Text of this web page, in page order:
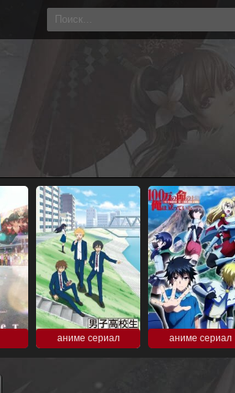
аниме сериал аниме сериал